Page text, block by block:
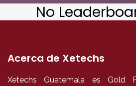
No
Acerca de Xetechs
Xetechs Guatemala es Gold